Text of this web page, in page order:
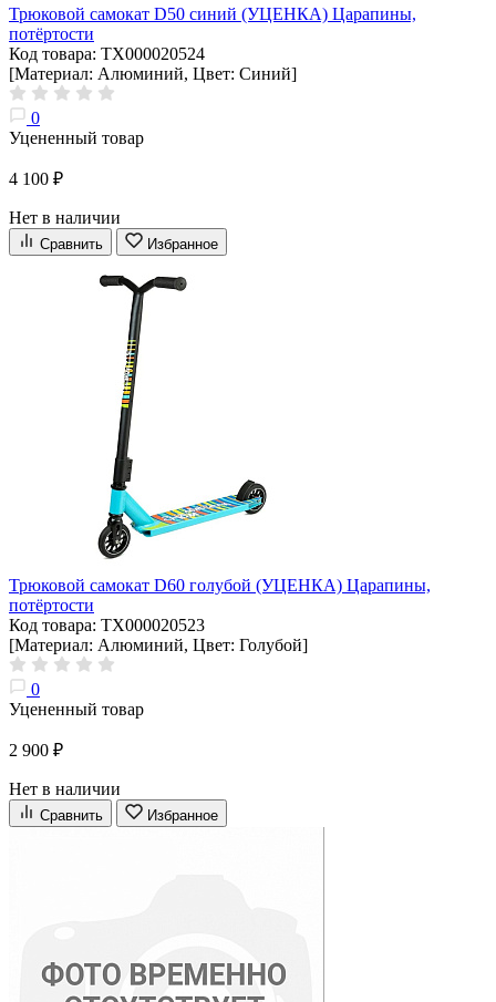
Трюковой самокат D50 синий (УЦЕНКА) Царапины,
потёртости
Код товара: ТХ000020524
[Материал: Алюминий, Цвет: Синий]
0
Уцененный товар
4 100 ₽
Нет в наличии
Сравнить Избранное
Трюковой самокат D60 голубой (УЦЕНКА) Царапины,
потёртости
Код товара: ТХ000020523
[Материал: Алюминий, Цвет: Голубой]
0
Уцененный товар
2 900 ₽
Нет в наличии
Сравнить Избранное